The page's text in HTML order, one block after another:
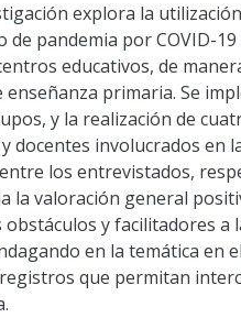
explora la
de pandemia por COVID-
educativos, de
enseñanza primaria. Se
y la realización de
docentes involucrados en
los entrevistados,
la valoración general
y facilitadores a
en la temática en
que permitan